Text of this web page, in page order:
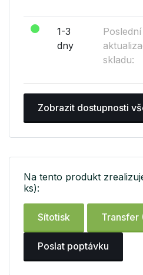
1-3
dny
Poslední
skladu:
Zobrazit dostupnosti
Na tento produkt
ks):
Sítotisk Transfer
Poslat poptávku